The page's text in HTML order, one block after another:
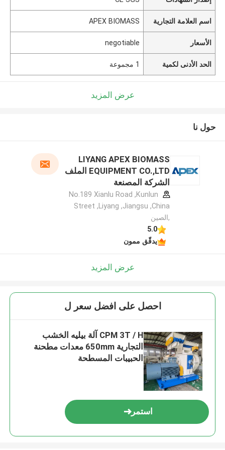
اسم العلامة التجارية APEX BIOMASS
الأسعار negotiable
الحد الأدنى لكمية 1 مجموعة
عرض المزيد
حول نا
LIYANG APEX BIOMASS
EQUIPMENT CO.,LTD الملف
الشركة المصنعة
No.189 Xianlu Road ,Kunlun
Street ,Liyang ,Jiangsu ,China
,الصين
5.0
يدقّق ممون
عرض المزيد
احصل على افضل سعر ل
CPM 3T / H آلة بيليه الخشب
التجارية 650mm معدات مطحنة
الحبيبات المسطحة
استمر